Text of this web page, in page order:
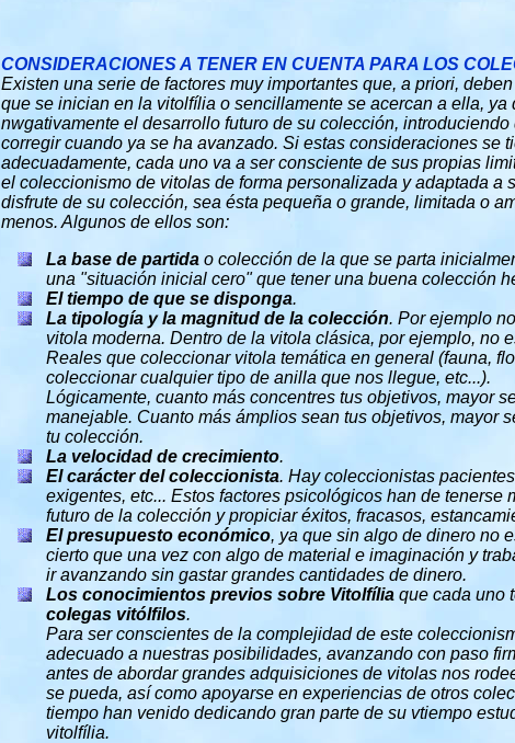
CONSIDERACIONES A TENER EN CUENTA PARA LOS
Existen una serie de factores muy importantes que, a priori,
que se inician en la vitolfília o sencillamente se acercan a ella,
nwgativamente el desarrollo futuro de su colección,
corregir cuando ya se ha avanzado. Si estas consideraciones se
adecuadamente, cada uno va a ser consciente de sus propias
el coleccionismo de vitolas de forma personalizada y adaptada a
disfrute de su colección, sea ésta pequeña o grande, limitada o
menos. Algunos de ellos son:
La base de partida o colección de la que se parta
una "situación inicial cero" que tener una buena colección
El tiempo de que se disponga.
La tipología y la magnitud de la colección. Por ejemplo
vitola moderna. Dentro de la vitola clásica, por ejemplo, no
Reales que coleccionar vitola temática en general (fauna,
coleccionar cualquier tipo de anilla que nos llegue, etc...).
Lógicamente, cuanto más concentres tus objetivos, mayor
manejable. Cuanto más ámplios sean tus objetivos, mayor
tu colección.
La velocidad de crecimiento.
El carácter del coleccionista. Hay coleccionistas
exigentes, etc... Estos factores psicológicos han de
futuro de la colección y propiciar éxitos, fracasos,
El presupuesto económico, ya que sin algo de dinero no
cierto que una vez con algo de material e imaginación y
ir avanzando sin gastar grandes cantidades de dinero.
Los conocimientos previos sobre Vitolfília que cada uno
colegas vitólfilos.
Para ser conscientes de la complejidad de este
adecuado a nuestras posibilidades, avanzando con paso
antes de abordar grandes adquisiciones de vitolas nos
se pueda, así como apoyarse en experiencias de otros
tiempo han venido dedicando gran parte de su vtiempo
vitolfília.